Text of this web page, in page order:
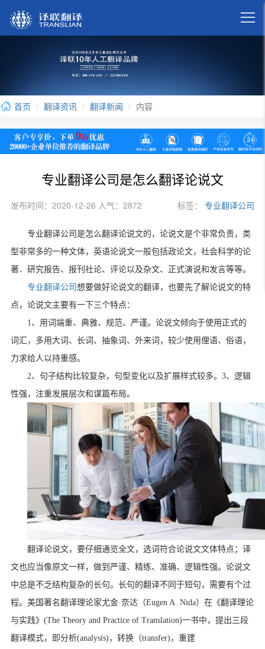

首页 翻译资讯 翻译新闻 内容
专业翻译公司是怎么翻译论说文
发布时间：2020-12-26 人气：2872 标签： 专业翻译公司
专业翻译公司是怎么翻译论说文的，论说文是个非常负责，类
型非常多的一种文体，英语论说文一般包括政论文，社会科学的论
著．研究报告、报刊社论、评论以及杂文、正式演说和发言等等。
专业翻译公司 想要做好论说文的翻译，也要先了解论说文的特
点，论说文主要有一下三个特点：
1、用词端重、典雅、规范、严谨。论说文倾向于使用正式的
词汇，多用大词、长词、抽象词、外来词，较少使用俚语、俗语，
力求给人以持重感。
2、句子结构比较复杂，句型变化以及扩展样式较多。 3、逻辑
性强，注重发展层次和谋篇布局。
翻译论说文，要仔细通览全文，选词符合论说文文体特点；译
文也应当像原文一样，做到严谨、精练、准确、逻辑性强。论说文
中总是不乏结构复杂的长句。长句的翻译不同于短句，需要有个过
程。美国著名翻译理论家尤金·奈达（Eugen A. Nida）在《翻译理论
与实践》 (The Theory and Practice of Translation)一书中，提出三段
翻译模式，即分析(analysis) ，转换（transfer) ，重建